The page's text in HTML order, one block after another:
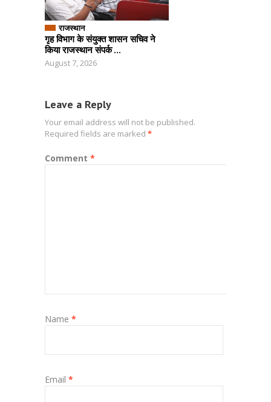
राजस्थान
गृह विभाग के संयुक्त शासन सचिव ने
किया राजस्थान संपर्क ...
August 7, 2026
Leave a Reply
Your email address will not be published.
Required fields are marked *
Comment *
Name *
Email *